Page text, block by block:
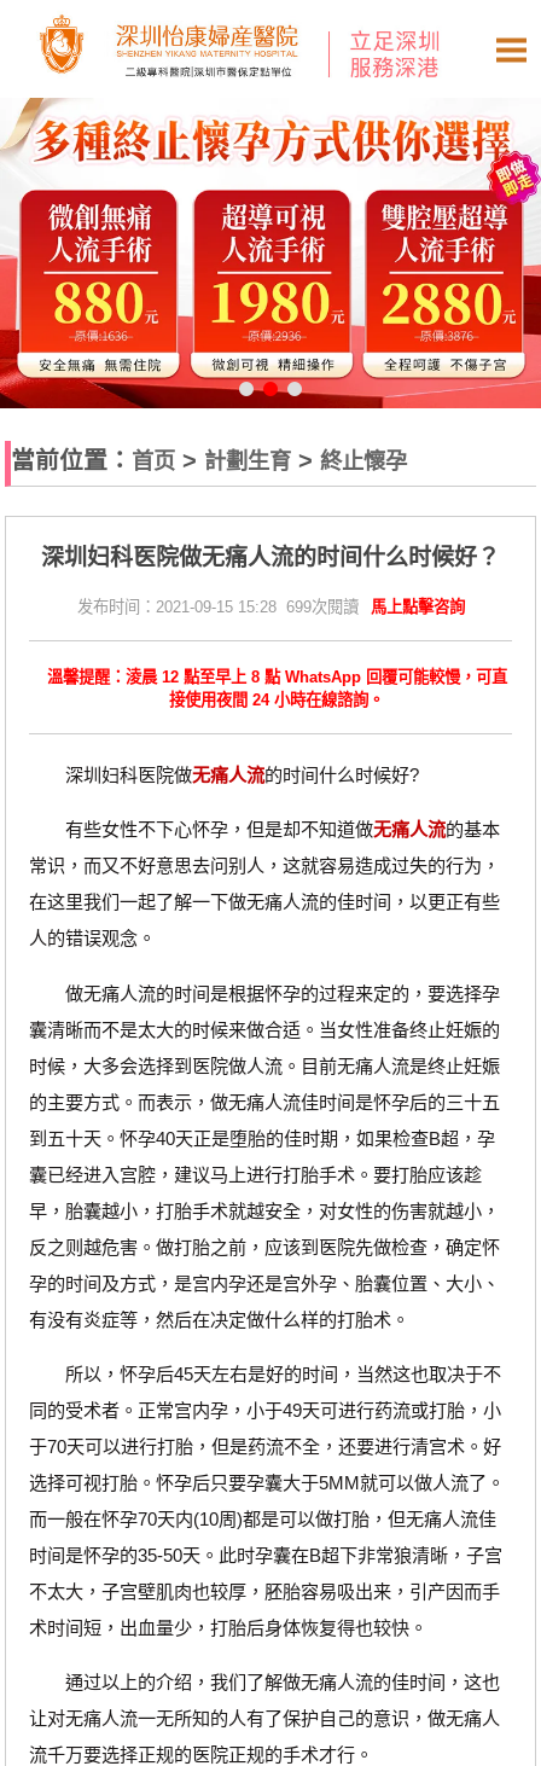
當前位置： 首页 > 計劃生育 >終止懷孕
深圳妇科医院做无痛人流的时间什么时候好？
发布时间：2021-09-15 15:28 699次閱讀 馬上點擊咨詢
溫馨提醒：淩晨 12 點至早上 8 點 WhatsApp 回覆可能較慢，可直
接使用夜間 24 小時在線諮詢。
深圳妇科医院做无痛人流的时间什么时候好?
有些女性不下心怀孕，但是却不知道做无痛人流的基本
常识，而又不好意思去问别人，这就容易造成过失的行为，
在这里我们一起了解一下做无痛人流的佳时间，以更正有些
人的错误观念。
做无痛人流的时间是根据怀孕的过程来定的，要选择孕
囊清晰而不是太大的时候来做合适。当女性准备终止妊娠的
时候，大多会选择到医院做人流。目前无痛人流是终止妊娠
的主要方式。而表示，做无痛人流佳时间是怀孕后的三十五
到五十天。怀孕40天正是堕胎的佳时期，如果检查B超，孕
囊已经进入宫腔，建议马上进行打胎手术。要打胎应该趁
早，胎囊越小，打胎手术就越安全，对女性的伤害就越小，
反之则越危害。做打胎之前，应该到医院先做检查，确定怀
孕的时间及方式，是宫内孕还是宫外孕、胎囊位置、大小、
有没有炎症等，然后在决定做什么样的打胎术。
所以，怀孕后45天左右是好的时间，当然这也取决于不
同的受术者。正常宫内孕，小于49天可进行药流或打胎，小
于70天可以进行打胎，但是药流不全，还要进行清宫术。好
选择可视打胎。怀孕后只要孕囊大于5MM就可以做人流了。
而一般在怀孕70天内(10周)都是可以做打胎，但无痛人流佳
时间是怀孕的35-50天。此时孕囊在B超下非常狼清晰，子宫
不太大，子宫壁肌肉也较厚，胚胎容易吸出来，引产因而手
术时间短，出血量少，打胎后身体恢复得也较快。
通过以上的介绍，我们了解做无痛人流的佳时间，这也
让对无痛人流一无所知的人有了保护自己的意识，做无痛人
流千万要选择正规的医院正规的手术才行。